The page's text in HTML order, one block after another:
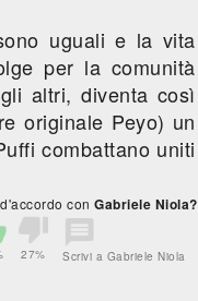
uguali e la vita
per la comunità
altri, diventa così
originale Peyo) un
combattano uniti
conGabriele Niola?
27% Scrivi a Gabriele Niola